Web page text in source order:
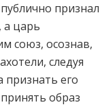
признал
царь
союз, осознав,
следуя
признать его
образ